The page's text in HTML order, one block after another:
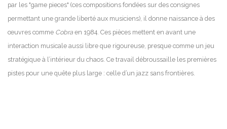
par les "game pieces" (ces compositions fondées sur des consignes
permettant une grande liberté aux musiciens), il donne naissance à des
œuvres comme Cobra en 1984. Ces pièces mettent en avant une
interaction musicale aussi libre que rigoureuse, presque comme un jeu
stratégique à l’intérieur du chaos. Ce travail débroussaille les premières
pistes pour une quête plus large : celle d’un jazz sans frontières.